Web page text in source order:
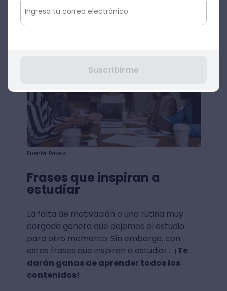
y también refleja laflexibilidad de tu
empresaante nuevas ideas.
Fuente: Pexels
Frases que inspiran a
estudiar
La falta de motivación o una rutina muy
cargada genera que dejemos el estudio
para otro momento. Sin embargo, con
estas frases que inspiran a estudiar… ¡Te
darán ganas de aprender todos los
contenidos!
Suscribirme